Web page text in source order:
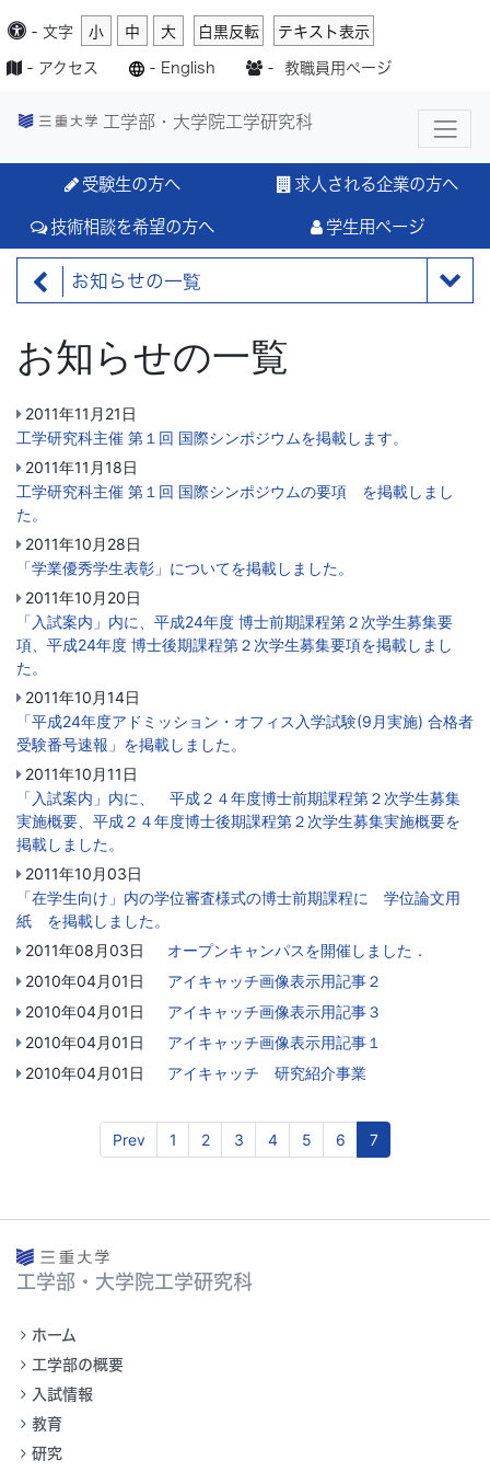
- 文字 小 中 大 白黒反転 テキスト表示
- アクセス - English - 教職員用ページ
工学部・大学院工学研究科
受験生の方へ 求人される企業の方へ
技術相談を希望の方へ 学生用ページ
お知らせの一覧
お知らせの一覧
2011年11月21日
工学研究科主催 第１回 国際シンポジウムを掲載します。
2011年11月18日
工学研究科主催 第１回 国際シンポジウムの要項 を掲載しまし
た。
2011年10月28日
「学業優秀学生表彰」についてを掲載しました。
2011年10月20日
「入試案内」内に、平成24年度 博士前期課程第２次学生募集要
項、平成24年度 博士後期課程第２次学生募集要項を掲載しまし
た。
2011年10月14日
「平成24年度アドミッション・オフィス入学試験(9月実施) 合格者
受験番号速報」を掲載しました。
2011年10月11日
「入試案内」内に、 平成２４年度博士前期課程第２次学生募集
実施概要、平成２４年度博士後期課程第２次学生募集実施概要を
掲載しました。
2011年10月03日
「在学生向け」内の学位審査様式の博士前期課程に 学位論文用
紙 を掲載しました。
2011年08月03日
オープンキャンパスを開催しました．
2010年04月01日
アイキャッチ画像表示用記事２
2010年04月01日
アイキャッチ画像表示用記事３
2010年04月01日
アイキャッチ画像表示用記事１
2010年04月01日
アイキャッチ 研究紹介事業
Prev 1 2 3 4 5 6 7
工学部・大学院工学研究科
ホーム
工学部の概要
入試情報
教育
研究